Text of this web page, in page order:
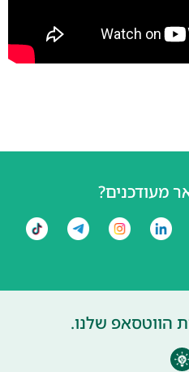
מעודכנים?
הווטסאפ שלנו.